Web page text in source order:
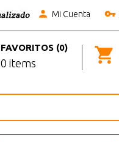
Mi Cuenta
FAVORITOS (0)
0 items